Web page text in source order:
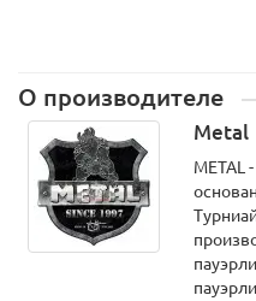
О производителе
Metal
METAL